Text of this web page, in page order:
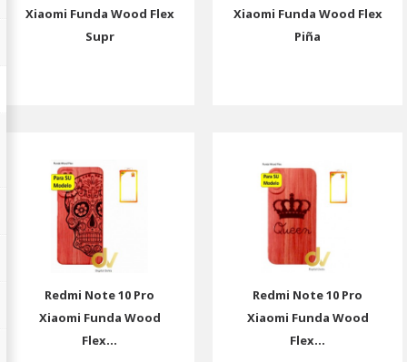
Xiaomi Funda Wood Flex
Supr
Xiaomi Funda Wood Flex
Piña
Redmi Note 10 Pro
Xiaomi Funda Wood
Flex...
Redmi Note 10 Pro
Xiaomi Funda Wood
Flex...